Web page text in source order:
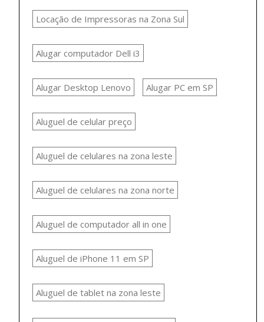
Locação de Impressoras na Zona Sul
Alugar computador Dell i3
Alugar Desktop Lenovo Alugar PC em SP
Aluguel de celular preço
Aluguel de celulares na zona leste
Aluguel de celulares na zona norte
Aluguel de computador all in one
Aluguel de iPhone 11 em SP
Aluguel de tablet na zona leste